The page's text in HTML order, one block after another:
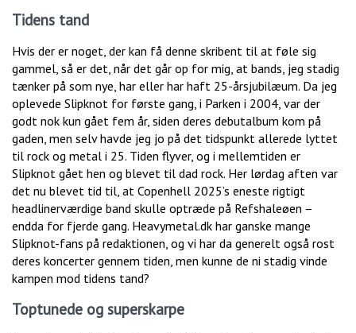
Tidens tand
Hvis der er noget, der kan få denne skribent til at føle sig
gammel, så er det, når det går op for mig, at bands, jeg stadig
tænker på som nye, har eller har haft 25-årsjubilæum. Da jeg
oplevede Slipknot for første gang, i Parken i 2004, var der
godt nok kun gået fem år, siden deres debutalbum kom på
gaden, men selv havde jeg jo på det tidspunkt allerede lyttet
til rock og metal i 25. Tiden flyver, og i mellemtiden er
Slipknot gået hen og blevet til dad rock. Her lørdag aften var
det nu blevet tid til, at Copenhell 2025’s eneste rigtigt
headlinerværdige band skulle optræde på Refshaleøen –
endda for fjerde gang. Heavymetal.dk har ganske mange
Slipknot-fans på redaktionen, og vi har da generelt også rost
deres koncerter gennem tiden, men kunne de ni stadig vinde
kampen mod tidens tand?
Toptunede og superskarpe